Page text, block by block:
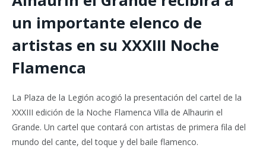
un importante elenco de
artistas en su XXXIII Noche
Flamenca
La Plaza de la Legión acogió la presentación del cartel de la
XXXIII edición de la Noche Flamenca Villa de Alhaurin el
Grande. Un cartel que contará con artistas de primera fila del
mundo del cante, del toque y del baile flamenco.